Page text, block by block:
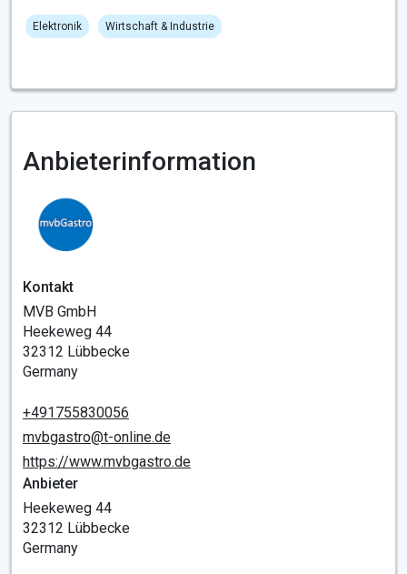
Elektronik Wirtschaft & Industrie
Anbieterinformation
Kontakt
MVB GmbH
Heekeweg 44
32312 Lübbecke
Germany
+491755830056
mvbgastro@t-online.de
https://www.mvbgastro.de
Anbieter
Heekeweg 44
32312 Lübbecke
Germany